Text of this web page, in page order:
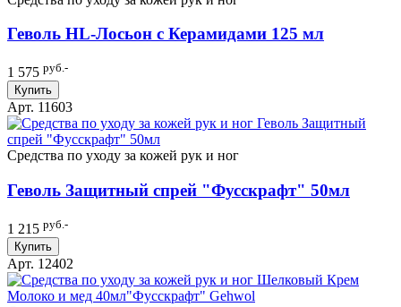
Геволь HL-Лосьон с Керамидами 125 мл
1 575 руб.-
Купить
Арт. 11603
Средства по уходу за кожей рук и ног
Геволь Защитный спрей "Фусскрафт" 50мл
1 215 руб.-
Купить
Арт. 12402